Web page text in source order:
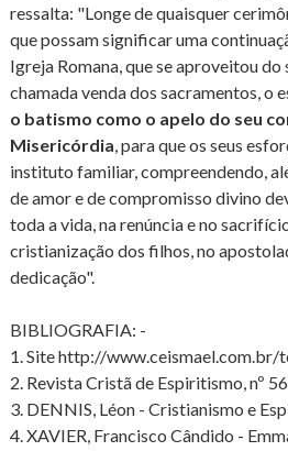
ressalta: "Longe de quaisquer
que possam significar uma
Igreja Romana, que se aproveitou
chamada venda dos sacramentos, o
o batismo como o apelo do seu
Misericórdia, para que os seus
instituto familiar, compreendendo,
de amor e de compromisso divino
toda a vida, na renúncia e no
cristianização dos filhos, no
dedicação".
BIBLIOGRAFIA: -
1. Site http://www.ceismael.com.br/
2. Revista Cristã de Espiritismo, nº
3. DENNIS, Léon - Cristianismo e
4. XAVIER, Francisco Cândido -